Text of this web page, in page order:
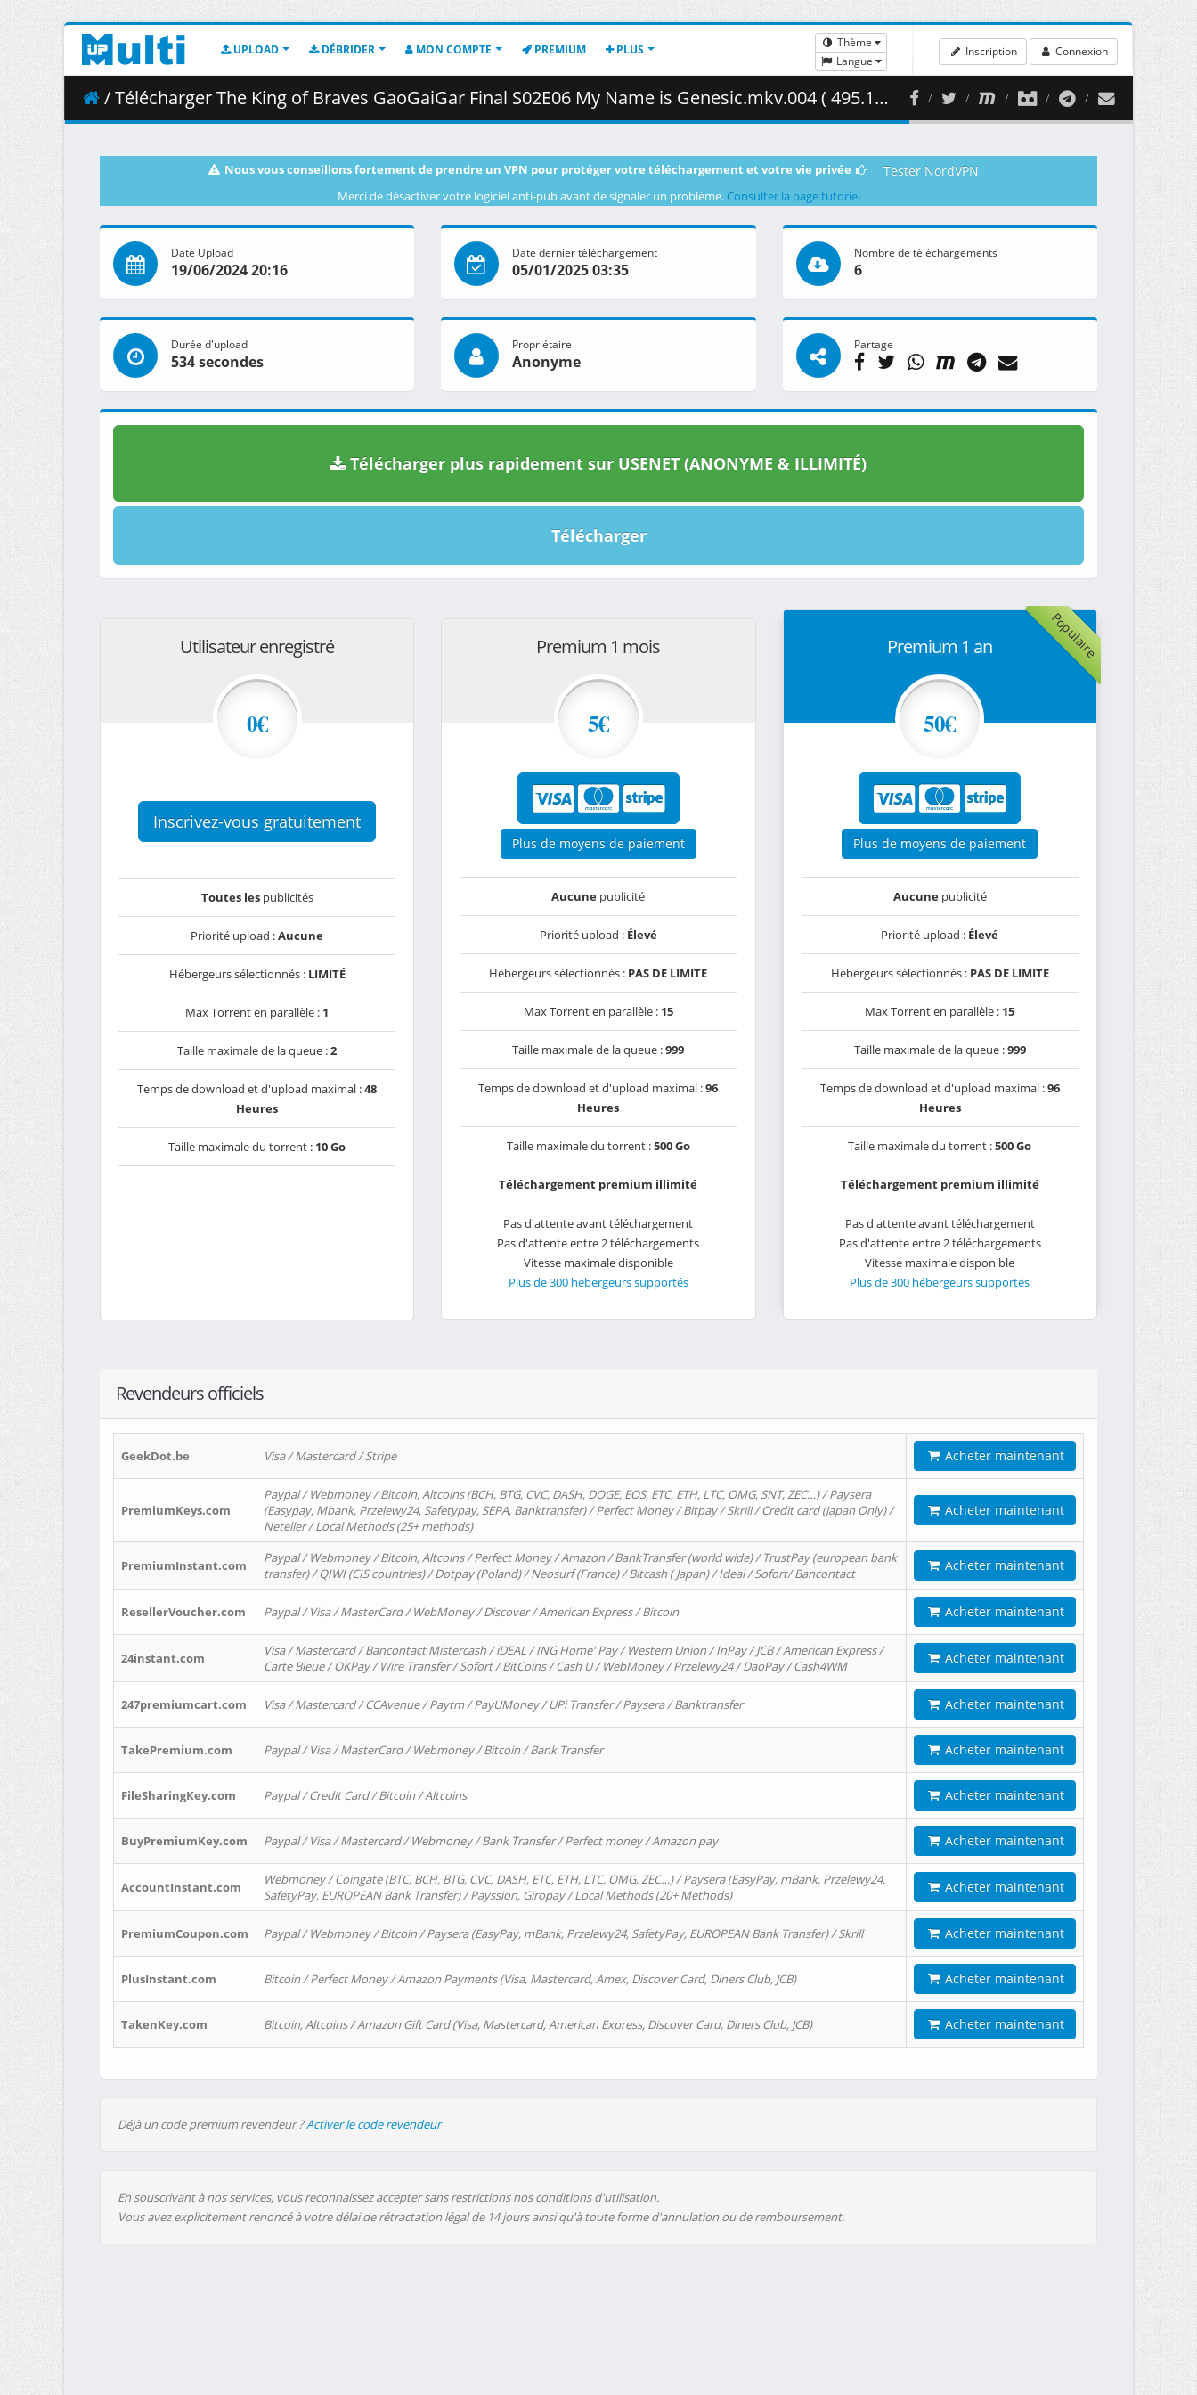
UPLOAD DÉBRIDER MON COMPTE PREMIUM PLUS
Thème
Langue
Inscription Connexion
/ Télécharger The King of Braves GaoGaiGar Final S02E06 My Name is Genesic.mkv.004 ( 495.11 MB )
Nous vous conseillons fortement de prendre un VPN pour protéger votre téléchargement et votre vie privée Tester NordVPN
Merci de désactiver votre logiciel anti-pub avant de signaler un problème. Consulter la page tutoriel
Date Upload
19/06/2024 20:16
Date dernier téléchargement
05/01/2025 03:35
Nombre de téléchargements
6
Durée d'upload
534 secondes
Propriétaire
Anonyme
Partage
Télécharger plus rapidement sur USENET (ANONYME & ILLIMITÉ)
Télécharger
Utilisateur enregistré
0€
Inscrivez-vous gratuitement
Toutes lespublicités
Priorité upload :Aucune
Hébergeurs sélectionnés : LIMITÉ
Max Torrent en parallèle : 1
Taille maximale de la queue :2
Temps de download et d'upload maximal :48
Heures
Taille maximale du torrent : 10 Go
Premium 1 mois
5€
Plus de moyens de paiement
Aucune publicité
Priorité upload : Élevé
Hébergeurs sélectionnés : PAS DE LIMITE
Max Torrent en parallèle : 15
Taille maximale de la queue :999
Temps de download et d'upload maximal :96
Heures
Taille maximale du torrent :500 Go
Téléchargement premium illimité
Pas d'attente avant téléchargement
Pas d'attente entre 2 téléchargements
Vitesse maximale disponible
Plus de 300 hébergeurs supportés
Populaire
Premium 1 an
50€
Plus de moyens de paiement
Aucunepublicité
Priorité upload : Élevé
Hébergeurs sélectionnés : PAS DE LIMITE
Max Torrent en parallèle : 15
Taille maximale de la queue :999
Temps de download et d'upload maximal :96
Heures
Taille maximale du torrent :500 Go
Téléchargement premium illimité
Pas d'attente avant téléchargement
Pas d'attente entre 2 téléchargements
Vitesse maximale disponible
Plus de 300 hébergeurs supportés
Revendeurs officiels
GeekDot.be Visa / Mastercard / Stripe Acheter maintenant
PremiumKeys.com
Paypal / Webmoney / Bitcoin, Altcoins (BCH, BTG, CVC, DASH, DOGE, EOS, ETC, ETH, LTC, OMG, SNT, ZEC…) / Paysera
(Easypay, Mbank, Przelewy24, Safetypay, SEPA, Banktransfer) / Perfect Money / Bitpay / Skrill / Credit card (Japan Only) /
Neteller / Local Methods (25+ methods)
Acheter maintenant
PremiumInstant.com
Paypal / Webmoney / Bitcoin, Altcoins / Perfect Money / Amazon / BankTransfer (world wide) / TrustPay (european bank
transfer) / QIWI (CIS countries) / Dotpay (Poland) / Neosurf (France) / Bitcash ( Japan) / Ideal / Sofort/ Bancontact
Acheter maintenant
ResellerVoucher.com Paypal / Visa / MasterCard / WebMoney / Discover / American Express / Bitcoin Acheter maintenant
24instant.com
Visa / Mastercard / Bancontact Mistercash / iDEAL / ING Home' Pay / Western Union / InPay / JCB / American Express /
Carte Bleue / OKPay / Wire Transfer / Sofort / BitCoins / Cash U / WebMoney / Przelewy24 / DaoPay / Cash4WM
Acheter maintenant
247premiumcart.com Visa / Mastercard / CCAvenue / Paytm / PayUMoney / UPi Transfer / Paysera / Banktransfer Acheter maintenant
TakePremium.com Paypal / Visa / MasterCard / Webmoney / Bitcoin / Bank Transfer Acheter maintenant
FileSharingKey.com Paypal / Credit Card / Bitcoin / Altcoins Acheter maintenant
BuyPremiumKey.com Paypal / Visa / Mastercard / Webmoney / Bank Transfer / Perfect money / Amazon pay Acheter maintenant
AccountInstant.com
Webmoney / Coingate (BTC, BCH, BTG, CVC, DASH, ETC, ETH, LTC, OMG, ZEC…) / Paysera (EasyPay, mBank, Przelewy24,
SafetyPay, EUROPEAN Bank Transfer) / Payssion, Giropay / Local Methods (20+ Methods)
Acheter maintenant
PremiumCoupon.com Paypal / Webmoney / Bitcoin / Paysera (EasyPay, mBank, Przelewy24, SafetyPay, EUROPEAN Bank Transfer) / Skrill Acheter maintenant
PlusInstant.com Bitcoin / Perfect Money / Amazon Payments (Visa, Mastercard, Amex, Discover Card, Diners Club, JCB) Acheter maintenant
TakenKey.com Bitcoin, Altcoins / Amazon Gift Card (Visa, Mastercard, American Express, Discover Card, Diners Club, JCB) Acheter maintenant
Déjà un code premium revendeur ?Activer le code revendeur
En souscrivant à nos services, vous reconnaissez accepter sans restrictions nos conditions d'utilisation.
Vous avez explicitement renoncé à votre délai de rétractation légal de 14 jours ainsi qu'à toute forme d'annulation ou de remboursement.